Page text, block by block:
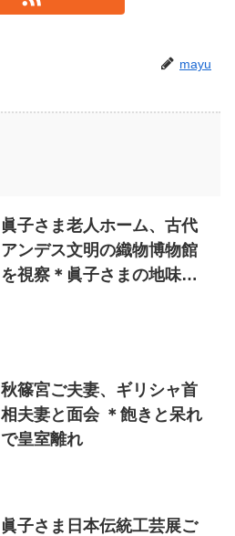
mayu
眞子さま老人ホーム、古代
アンデス文明の織物博物館
を視察＊眞子さまの地味な
秋篠宮ご夫妻、ギリシャ首
相夫妻と面会 ＊飽きと呆れ
で皇室離れ
眞子さま日本伝統工芸展ご